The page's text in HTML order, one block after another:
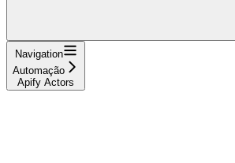
Navigation
Automação
Apify Actors